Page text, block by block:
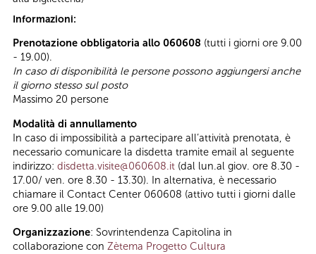
Informazioni:
Prenotazione obbligatoria allo 060608 (tutti i giorni ore 9.00
- 19.00).
In caso di disponibilità le persone possono aggiungersi anche
il giorno stesso sul posto
Massimo 20 persone
Modalità di annullamento
In caso di impossibilità a partecipare all’attività prenotata, è
necessario comunicare la disdetta tramite email al seguente
indirizzo: disdetta.visite@060608.it (dal lun.al giov. ore 8.30 -
17.00/ ven. ore 8.30 - 13.30). In alternativa, è necessario
chiamare il Contact Center 060608 (attivo tutti i giorni dalle
ore 9.00 alle 19.00)
Organizzazione: Sovrintendenza Capitolina in
collaborazione con Zètema Progetto Cultura